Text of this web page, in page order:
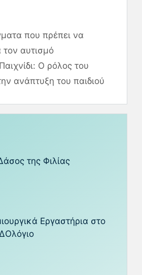
που πρέπει να
τον αυτισμό
Ο ρόλος του
ανάπτυξη του παιδιού
της Φιλίας
Εργαστήρια στο